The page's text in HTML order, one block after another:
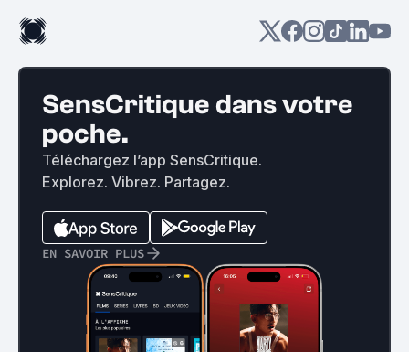
SensCritique dans votre
poche.
Téléchargez l’app SensCritique.
Explorez. Vibrez. Partagez.
EN SAVOIR PLUS